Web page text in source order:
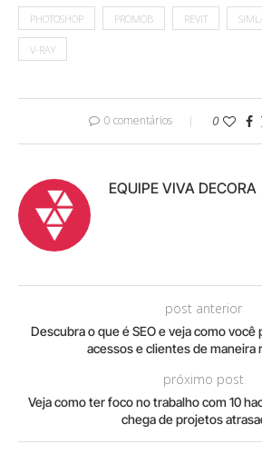
PHOTOSHOP PROMOB REVIT
V-RAY
0 comentários 0
EQUIPE VIVA DECORA
post anterior
Descubra o que é SEO e veja como
acessos e clientes de maneira
próximo post
Veja como ter foco no trabalho com 10
chega de projetos